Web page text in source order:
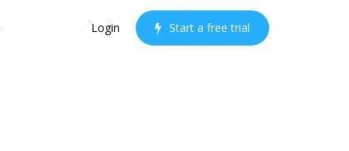
Login Start a free trial